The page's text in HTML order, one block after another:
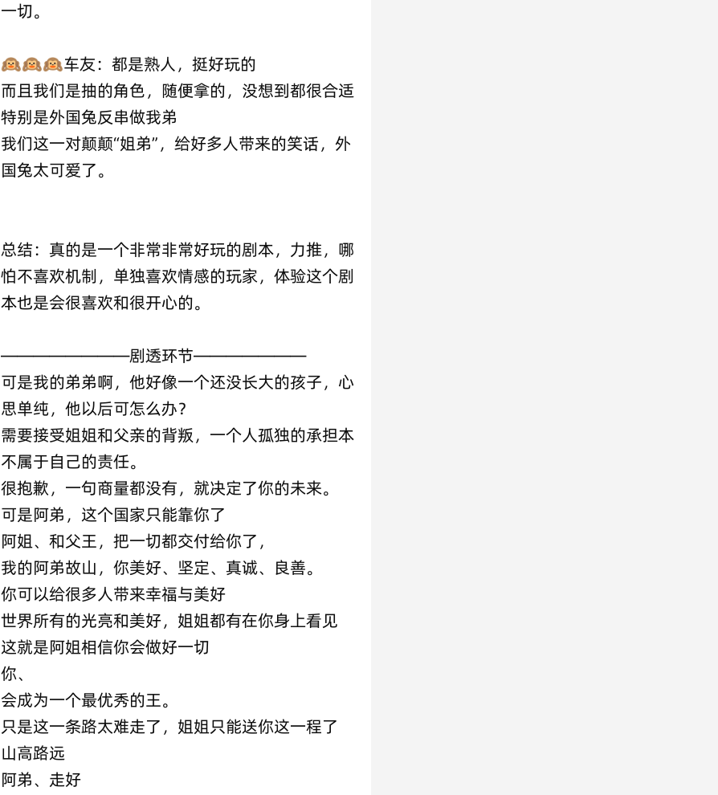
一切。
🙉🙉🙉车友：都是熟人，挺好玩的
而且我们是抽的角色，随便拿的，没想到都很合适
特别是外国兔反串做我弟
我们这一对颠颠“姐弟”，给好多人带来的笑话，外
国兔太可爱了。
总结：真的是一个非常非常好玩的剧本，力推，哪
怕不喜欢机制，单独喜欢情感的玩家，体验这个剧
本也是会很喜欢和很开心的。
————————剧透环节———————
可是我的弟弟啊，他好像一个还没长大的孩子，心
思单纯，他以后可怎么办？
需要接受姐姐和父亲的背叛，一个人孤独的承担本
不属于自己的责任。
很抱歉，一句商量都没有，就决定了你的未来。
可是阿弟，这个国家只能靠你了
阿姐、和父王，把一切都交付给你了，
我的阿弟故山，你美好、坚定、真诚、良善。
你可以给很多人带来幸福与美好
世界所有的光亮和美好，姐姐都有在你身上看见
这就是阿姐相信你会做好一切
你、
会成为一个最优秀的王。
只是这一条路太难走了，姐姐只能送你这一程了
山高路远
阿弟、走好